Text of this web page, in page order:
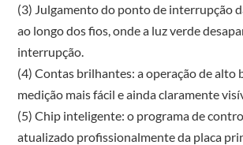
(3) Julgamento do ponto de interrupção
ao longo dos fios, onde a luz verde
interrupção.
(4) Contas brilhantes: a operação de alto
medição mais fácil e ainda claramente
(5) Chip inteligente: o programa de
atualizado profissionalmente da placa